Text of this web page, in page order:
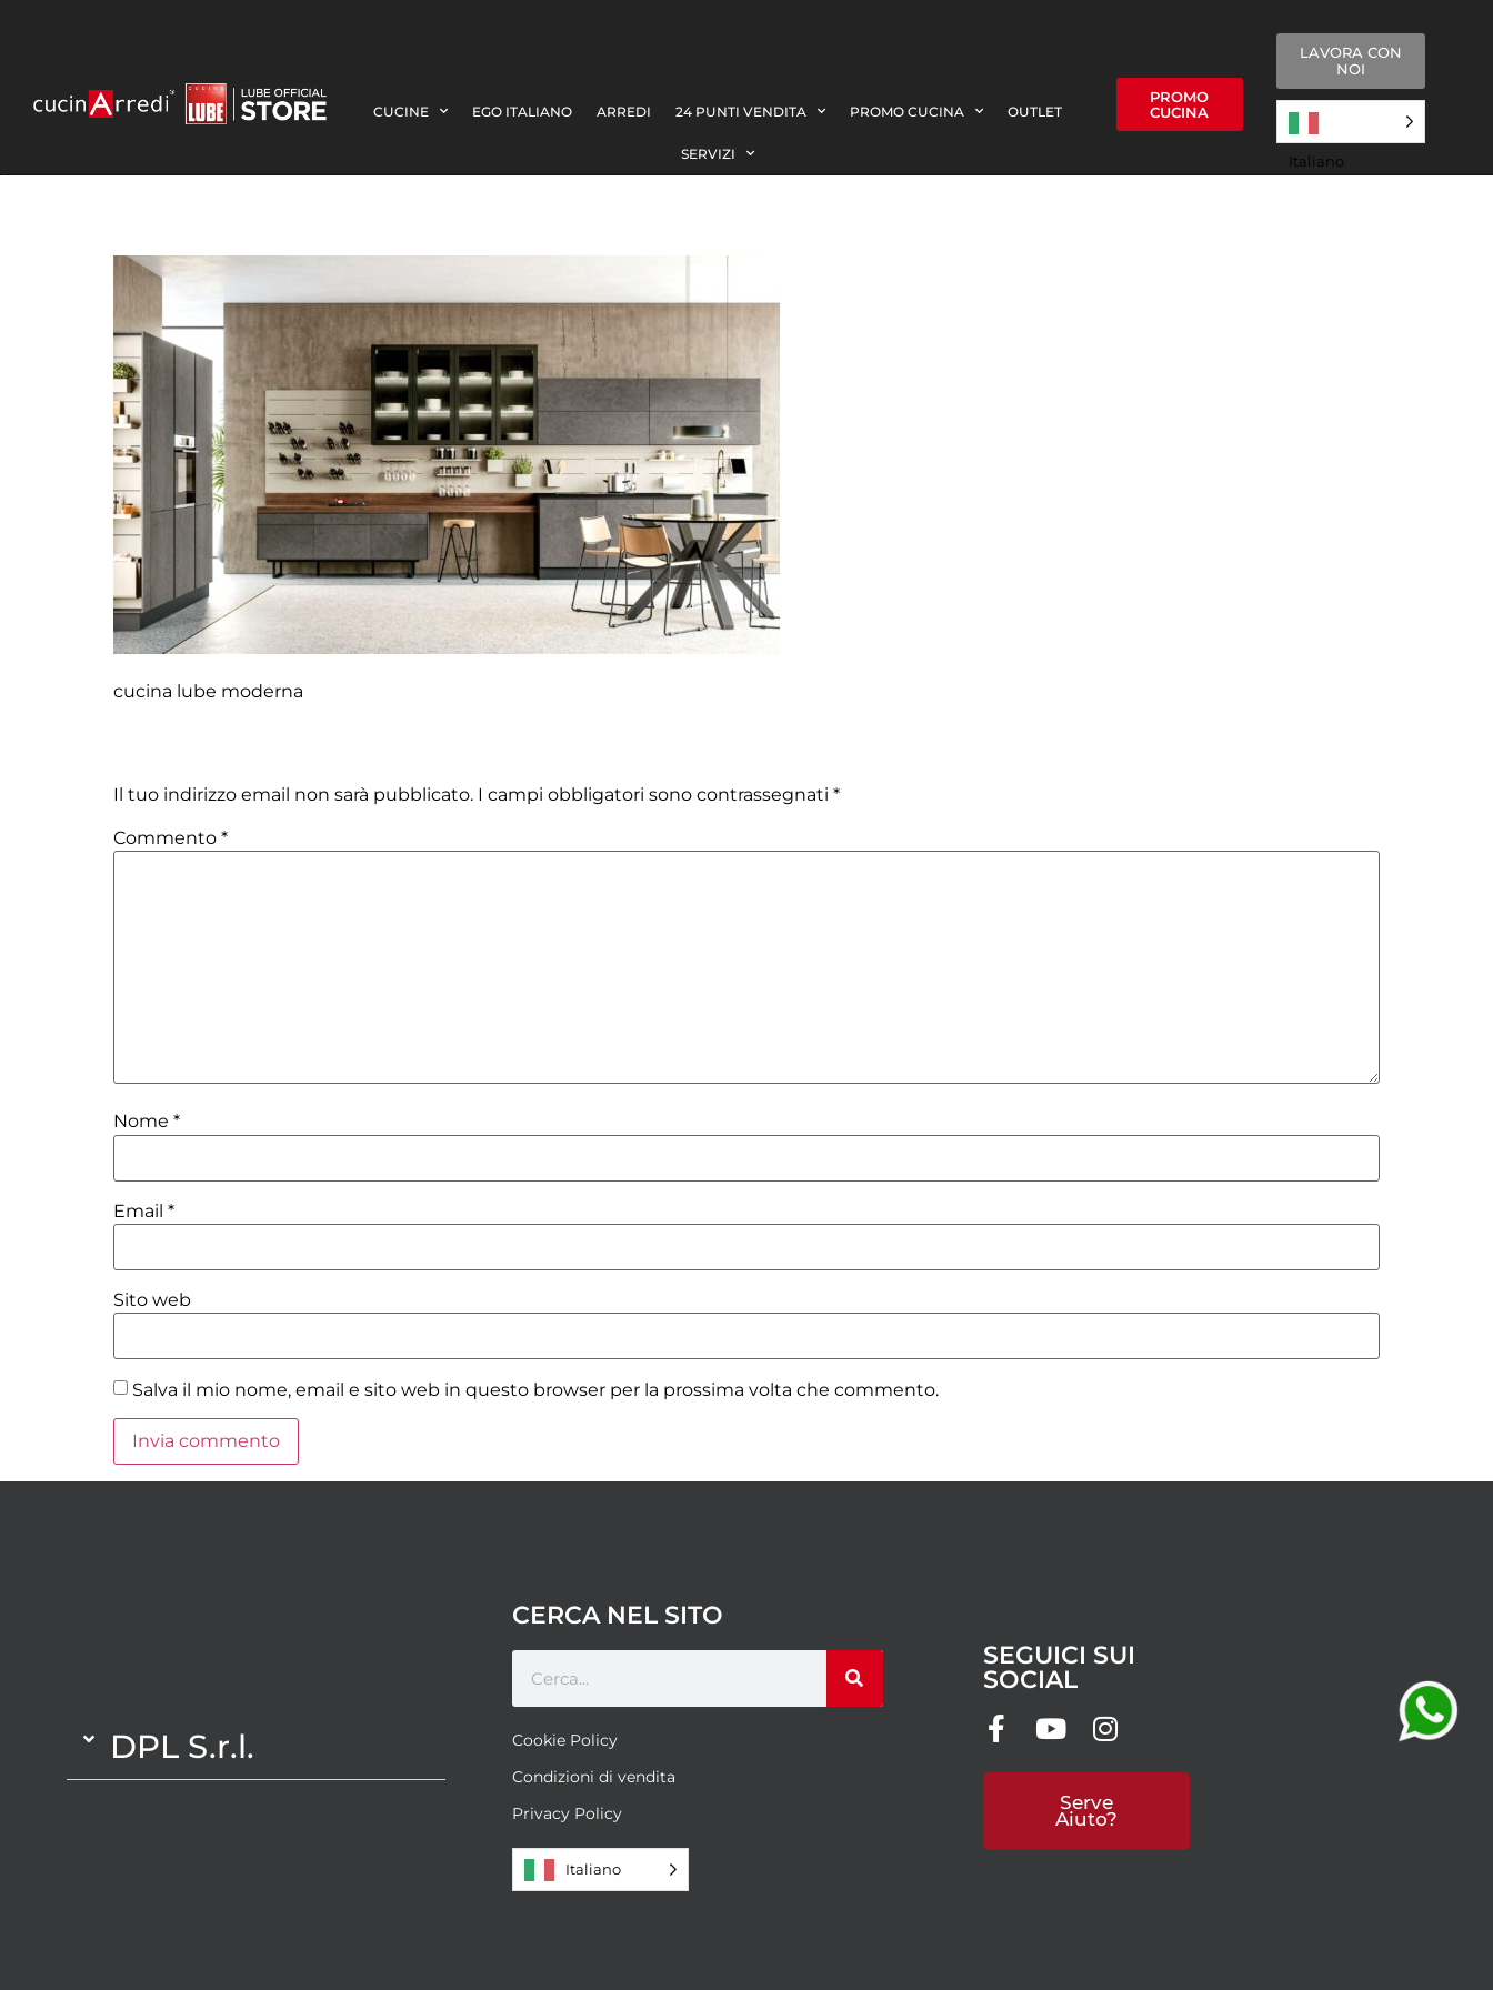
CUCINE EGO ITALIANO ARREDI 24 PUNTI VENDITA PROMO CUCINA OUTLET
SERVIZI
PROMO
CUCINA
LAVORA CON
NOI
Italiano
cucina lube moderna
Il tuo indirizzo email non sarà pubblicato. I campi obbligatori sono contrassegnati *
Commento *
Nome *
Email *
Sito web
Salva il mio nome, email e sito web in questo browser per la prossima volta che commento.
DPL S.r.l.
CERCA NEL SITO
Cookie Policy
Condizioni di vendita
Privacy Policy
Italiano
SEGUICI SUI
SOCIAL
Serve
Aiuto?